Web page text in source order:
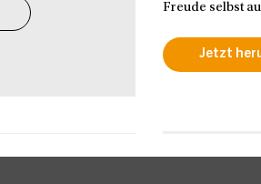
Freude selbst
Jetzt